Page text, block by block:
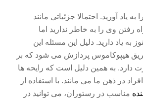
یاد آورید. احتمالا جزئیاتی مانند
رفتن وی را به خاطر ندارید اما
به یاد دارید. دلیل این مسئله این
هیپوکاموس پردازش می شود که بر
دارد. به همین دلیل است که رایحه ها
در ذهن ما می مانند. با استفاده از
مناسب در رستوران، می توانید در